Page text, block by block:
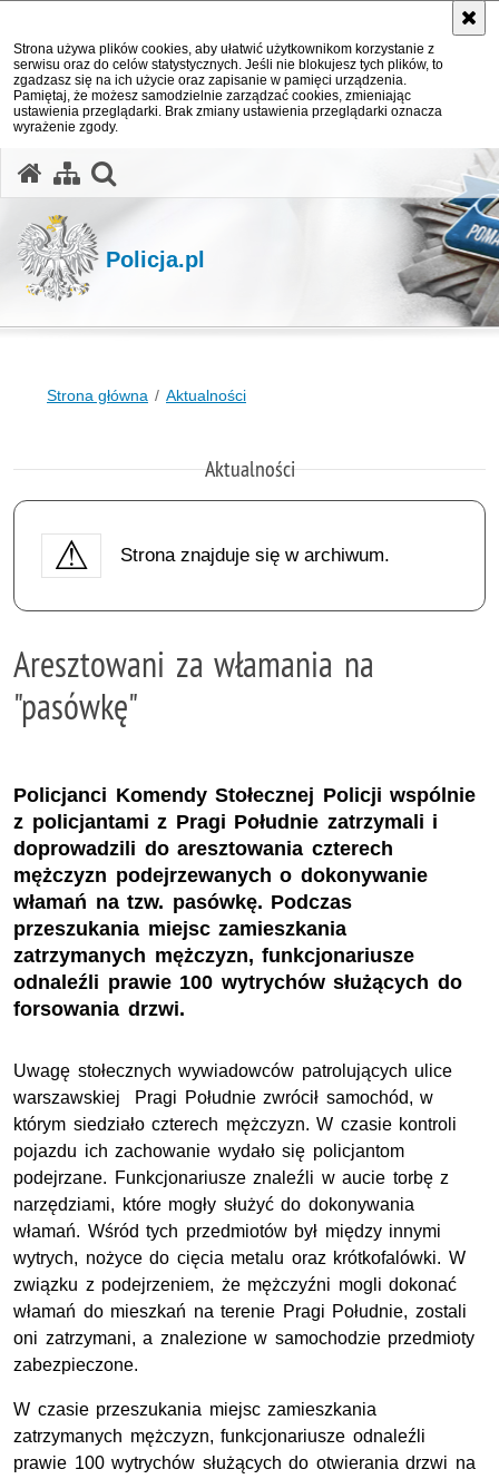
Strona używa plików cookies, aby ułatwić użytkownikom korzystanie z
serwisu oraz do celów statystycznych. Jeśli nie blokujesz tych plików, to
zgadzasz się na ich użycie oraz zapisanie w pamięci urządzenia.
Pamiętaj, że możesz samodzielnie zarządzać cookies, zmieniając
ustawienia przeglądarki. Brak zmiany ustawienia przeglądarki oznacza
wyrażenie zgody.
Policja.pl
Strona główna Aktualności
Aktualności
Strona znajduje się w archiwum.
Aresztowani za włamania na
"pasówkę"
Policjanci Komendy Stołecznej Policji wspólnie
z policjantami z Pragi Południe zatrzymali i
doprowadzili do aresztowania czterech
mężczyzn podejrzewanych o dokonywanie
włamań na tzw. pasówkę. Podczas
przeszukania miejsc zamieszkania
zatrzymanych mężczyzn, funkcjonariusze
odnaleźli prawie 100 wytrychów służących do
forsowania drzwi.
Uwagę stołecznych wywiadowców patrolujących ulice
warszawskiej Pragi Południe zwrócił samochód, w
którym siedziało czterech mężczyzn. W czasie kontroli
pojazdu ich zachowanie wydało się policjantom
podejrzane. Funkcjonariusze znaleźli w aucie torbę z
narzędziami, które mogły służyć do dokonywania
włamań. Wśród tych przedmiotów był między innymi
wytrych, nożyce do cięcia metalu oraz krótkofalówki. W
związku z podejrzeniem, że mężczyźni mogli dokonać
włamań do mieszkań na terenie Pragi Południe, zostali
oni zatrzymani, a znalezione w samochodzie przedmioty
zabezpieczone.
W czasie przeszukania miejsc zamieszkania
zatrzymanych mężczyzn, funkcjonariusze odnaleźli
prawie 100 wytrychów służących do otwierania drzwi na